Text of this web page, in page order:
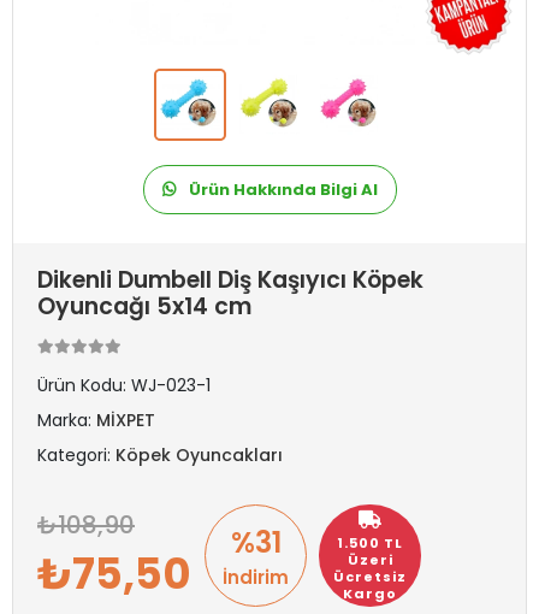
Ürün Hakkında Bilgi Al
Dikenli Dumbell Diş Kaşıyıcı Köpek
Oyuncağı 5x14 cm
Ürün Kodu: WJ-023-1
Marka: MİXPET
Kategori: Köpek Oyuncakları
1.500 TL
Üzeri
Ücretsiz
Kargo
%31
İndirim
108,90
75,50